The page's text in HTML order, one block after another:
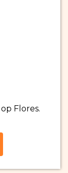
Flores.